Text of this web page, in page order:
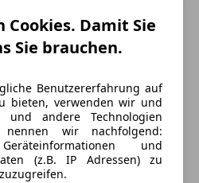
Cookies. Damit Sie
Sie brauchen.
Benutzererfahrung auf
bieten, verwenden wir und
und andere Technologien
nennen wir nachfolgend:
und
(z.B. IP Adressen) zu